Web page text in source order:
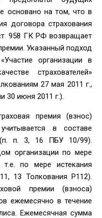
основано на том, что в
договора страхования
958 ГК РФ возвращает
Указанный подход
организации в
страхователей»
27 мая 2011 г.,
30 июня 2011 г.).
премия (взнос)
в составе
(п. п. 3, 16 ПБУ 10/99).
организации по мере
т.е. по мере истекания
13 Толкования Р112).
премии (взноса)
ежемесячно в течение
Ежемесячная сумма